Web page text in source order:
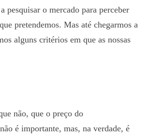
pesquisar o mercado para perceber
pretendemos. Mas até chegarmos a
alguns critérios em que as nossas
não, que o preço do
é importante, mas, na verdade, é